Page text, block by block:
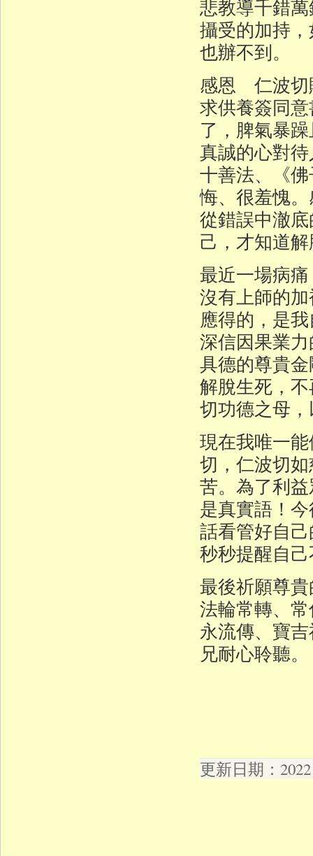
悲教導千錯
攝受的加持
也辦不到。
感恩 仁波切
求供養簽同
了，脾氣暴
真誠的心對
十善法、《
悔、很羞愧
從錯誤中澈
己，才知道
最近一場病
沒有上師的
應得的，是
深信因果業
具德的尊貴
解脫生死，
切功德之母
現在我唯一
切，仁波切
苦。為了利
是真實語！
話看管好自
秒秒提醒自
最後祈願尊
法輪常轉、
永流傳、寶
兄耐心聆聽。
更新日期：